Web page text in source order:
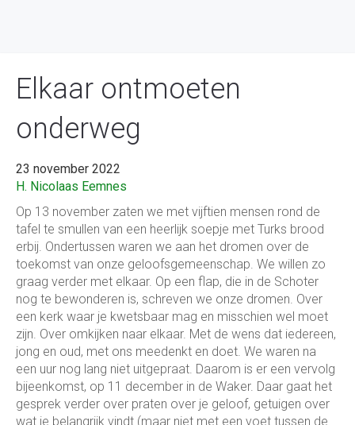
Elkaar ontmoeten
onderweg
23 november 2022
H. Nicolaas Eemnes
Op 13 november zaten we met vijftien mensen rond de
tafel te smullen van een heerlijk soepje met Turks brood
erbij. Ondertussen waren we aan het dromen over de
toekomst van onze geloofsgemeenschap. We willen zo
graag verder met elkaar. Op een flap, die in de Schoter
nog te bewonderen is, schreven we onze dromen. Over
een kerk waar je kwetsbaar mag en misschien wel moet
zijn. Over omkijken naar elkaar. Met de wens dat iedereen,
jong en oud, met ons meedenkt en doet. We waren na
een uur nog lang niet uitgepraat. Daarom is er een vervolg
bijeenkomst, op 11 december in de Waker. Daar gaat het
gesprek verder over praten over je geloof, getuigen over
wat je belangrijk vindt (maar niet met een voet tussen de